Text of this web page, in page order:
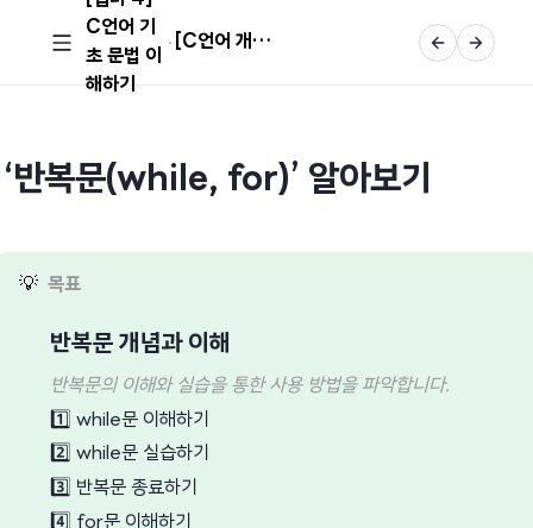
C언어 기
초 문법 이
해하기
[C언어 개념] ‘반복문(while, for)’ 알아보기
‘반복문(while, for)’ 알아보기
💡 목표
반복문 개념과 이해
반복문의 이해와 실습을 통한 사용 방법을 파악합니다.
1️⃣ while문 이해하기
2️⃣ while문 실습하기
3️⃣ 반복문 종료하기
4️⃣ for문 이해하기